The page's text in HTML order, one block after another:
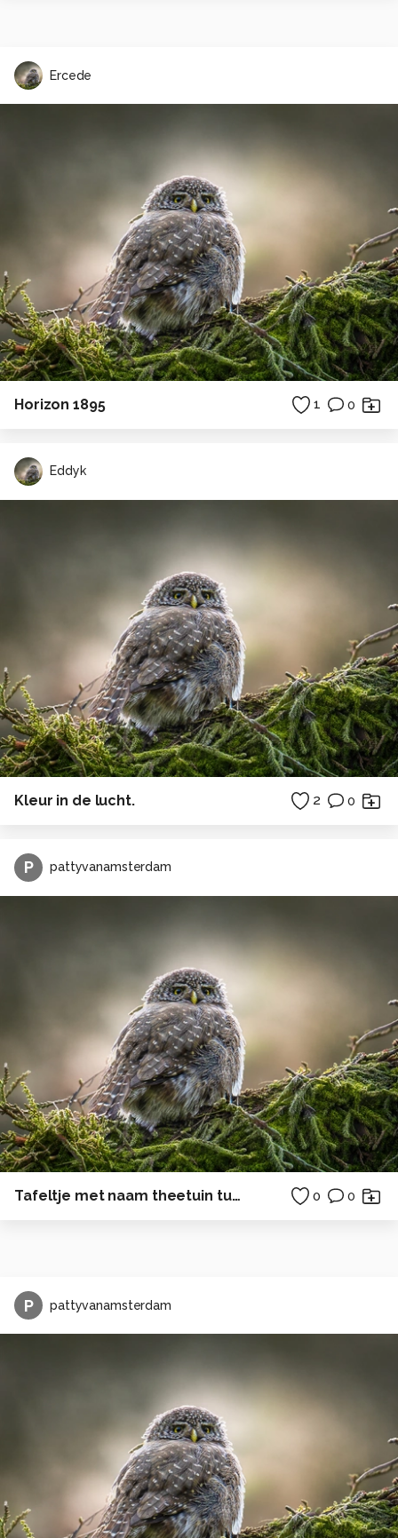
Ercede
Horizon 1895 1 0
Eddyk
Kleur in de lucht. 2 0
P pattyvanamsterdam
Tafeltje met naam theetuin tuin 0 0
P pattyvanamsterdam